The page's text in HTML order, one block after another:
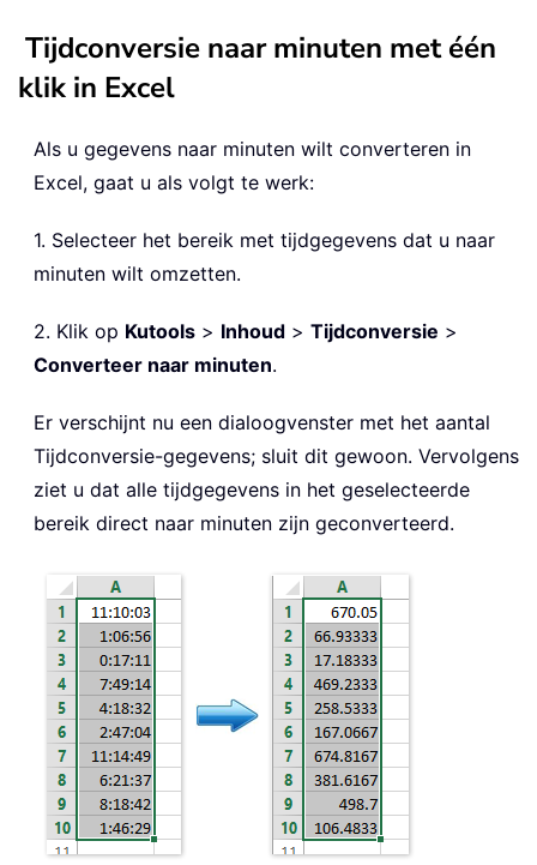
Tijdconversie naar minuten met één
klik in Excel
Als u gegevens naar minuten wilt converteren in
Excel, gaat u als volgt te werk:
1. Selecteer het bereik met tijdgegevens dat u naar
minuten wilt omzetten.
2. Klik op Kutools > Inhoud > Tijdconversie >
Converteer naar minuten.
Er verschijnt nu een dialoogvenster met het aantal
Tijdconversie-gegevens; sluit dit gewoon. Vervolgens
ziet u dat alle tijdgegevens in het geselecteerde
bereik direct naar minuten zijn geconverteerd.